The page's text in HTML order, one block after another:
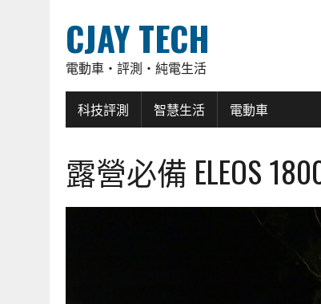
CJAY TECH
電動車・評測・純電生活
科技評測 智慧生活 電動車
露營必備 ELEOS